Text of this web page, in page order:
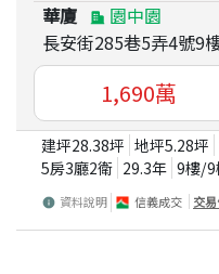
華廈
園中園
長安街285巷5弄4號9
1,690萬
建坪28.38坪 地坪5.28坪
5房3廳2衛 29.3年 9樓/9
資料說明 信義成交 交